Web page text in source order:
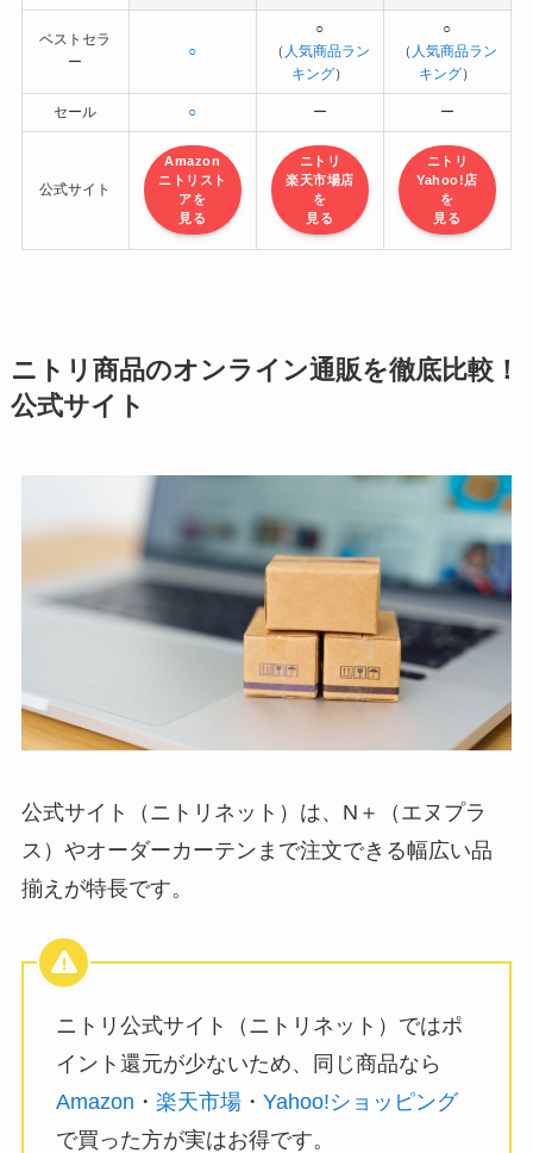
ベストセラ
ー
○
○
（ 人気商品ラン
キング）
○
（ 人気商品ラン
キング）
セール ○ ー ー
公式サイト
Amazon
ニトリスト
アを
見る
ニトリ
楽天市場店
を
見る
ニトリ
Yahoo!店
を
見る
ニトリ商品のオンライン通販を徹底比較！
公式サイト
公式サイト（ニトリネット）は、N＋（エヌプラ
ス）やオーダーカーテンまで注文できる幅広い品
揃えが特長です。
ニトリ公式サイト（ニトリネット）ではポ
イント還元が少ないため、同じ商品なら
Amazon ・ 楽天市場・ Yahoo!ショッピング
で買った方が実はお得です。